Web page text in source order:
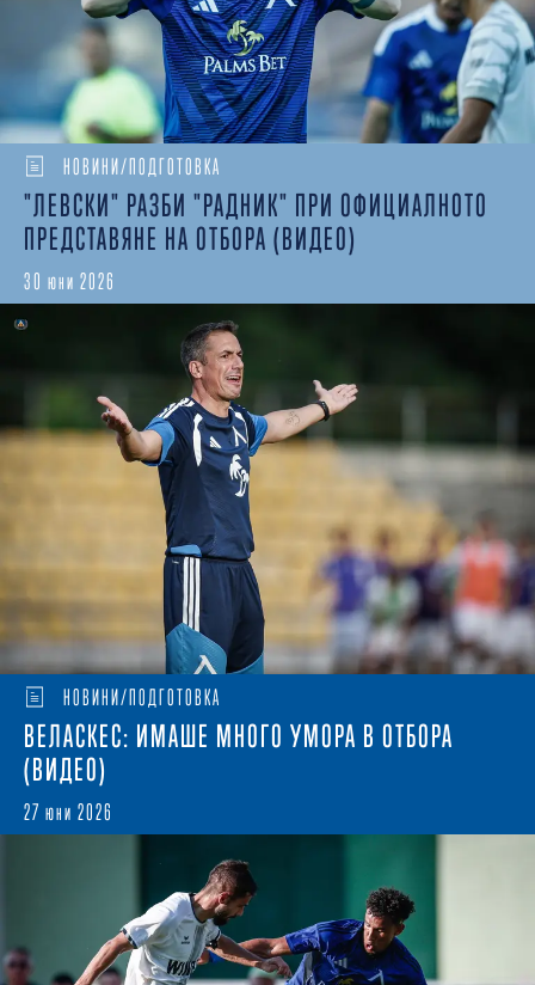
НОВИНИ/ПОДГОТОВКА
"ЛЕВСКИ" РАЗБИ "РАДНИК" ПРИ ОФИЦИАЛНОТО
ПРЕДСТАВЯНЕ НА ОТБОРА (ВИДЕО)
30 юни 2026
НОВИНИ/ПОДГОТОВКА
ВЕЛАСКЕС: ИМАШЕ МНОГО УМОРА В ОТБОРА
(ВИДЕО)
27 юни 2026